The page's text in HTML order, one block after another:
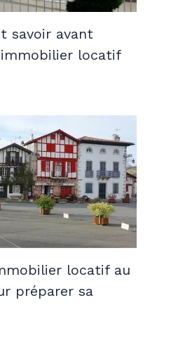
savoir avant
locatif
locatif au
préparer sa